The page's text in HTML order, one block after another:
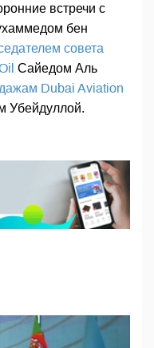
встречи с
бен
совета
Сайедом Аль
Dubai Aviation
Убейдуллой.